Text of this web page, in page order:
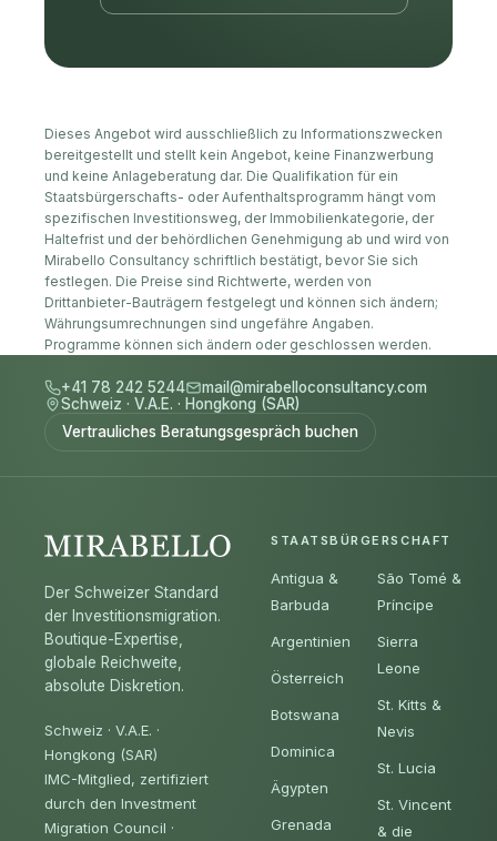
Dieses Angebot wird ausschließlich zu Informationszwecken
bereitgestellt und stellt kein Angebot, keine Finanzwerbung
und keine Anlageberatung dar. Die Qualifikation für ein
Staatsbürgerschafts- oder Aufenthaltsprogramm hängt vom
spezifischen Investitionsweg, der Immobilienkategorie, der
Haltefrist und der behördlichen Genehmigung ab und wird von
Mirabello Consultancy schriftlich bestätigt, bevor Sie sich
festlegen. Die Preise sind Richtwerte, werden von
Drittanbieter-Bauträgern festgelegt und können sich ändern;
Währungsumrechnungen sind ungefähre Angaben.
Programme können sich ändern oder geschlossen werden.
+41 78 242 5244
mail@mirabelloconsultancy.com
Schweiz · V.A.E. · Hongkong (SAR)
Vertrauliches Beratungsgespräch buchen
Der Schweizer Standard
der Investitionsmigration.
Boutique-Expertise,
globale Reichweite,
absolute Diskretion.
Schweiz · V.A.E. ·
Hongkong (SAR)
IMC-Mitglied, zertifiziert
durch den Investment
Migration Council ·
STAATSBÜRGERSCHAFT
Antigua &
Barbuda
Argentinien
Österreich
Botswana
Dominica
Ägypten
Grenada
São Tomé &
Príncipe
Sierra
Leone
St. Kitts &
Nevis
St. Lucia
St. Vincent
& die